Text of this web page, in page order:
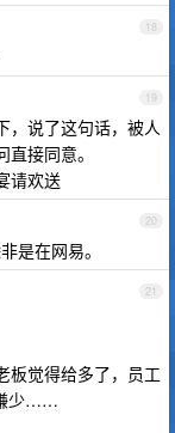
18
19
，说了这句话，被人
接同意。
请欢送
20
是在网易。
21
板觉得给多了，员工
少……